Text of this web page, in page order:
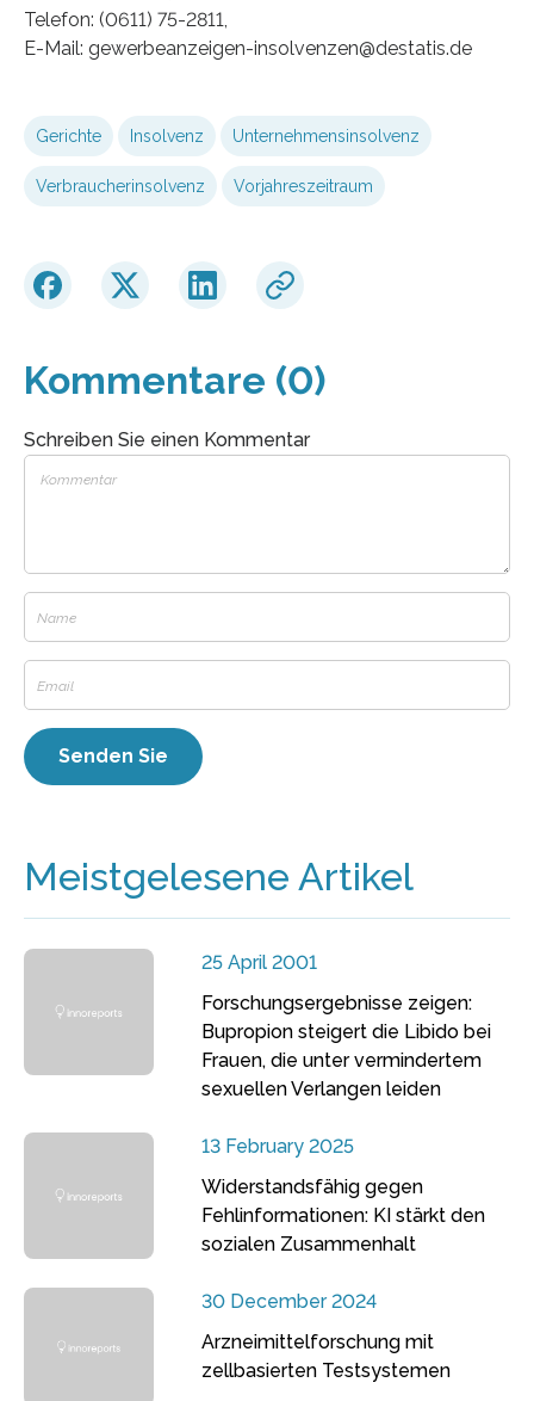
Telefon: (0611) 75-2811,
E-Mail: gewerbeanzeigen-insolvenzen@destatis.de
Gerichte Insolvenz Unternehmensinsolvenz
Verbraucherinsolvenz Vorjahreszeitraum
Kommentare (0)
Schreiben Sie einen Kommentar
Meistgelesene Artikel
25 April 2001
Forschungsergebnisse zeigen:
Bupropion steigert die Libido bei
Frauen, die unter vermindertem
sexuellen Verlangen leiden
13 February 2025
Widerstandsfähig gegen
Fehlinformationen: KI stärkt den
sozialen Zusammenhalt
30 December 2024
Arzneimittelforschung mit
zellbasierten Testsystemen